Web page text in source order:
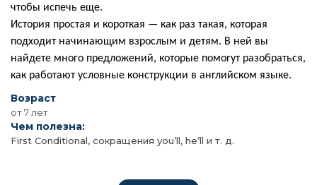
чтобы испечь еще.
История простая и короткая — как раз такая, которая
подходит начинающим взрослым и детям. В ней вы
найдете много предложений, которые помогут разобраться,
как работают условные конструкции в английском языке.
Возраст
от 7 лет
Чем полезна:
First Conditional, сокращения you’ll, he’ll и т. д.